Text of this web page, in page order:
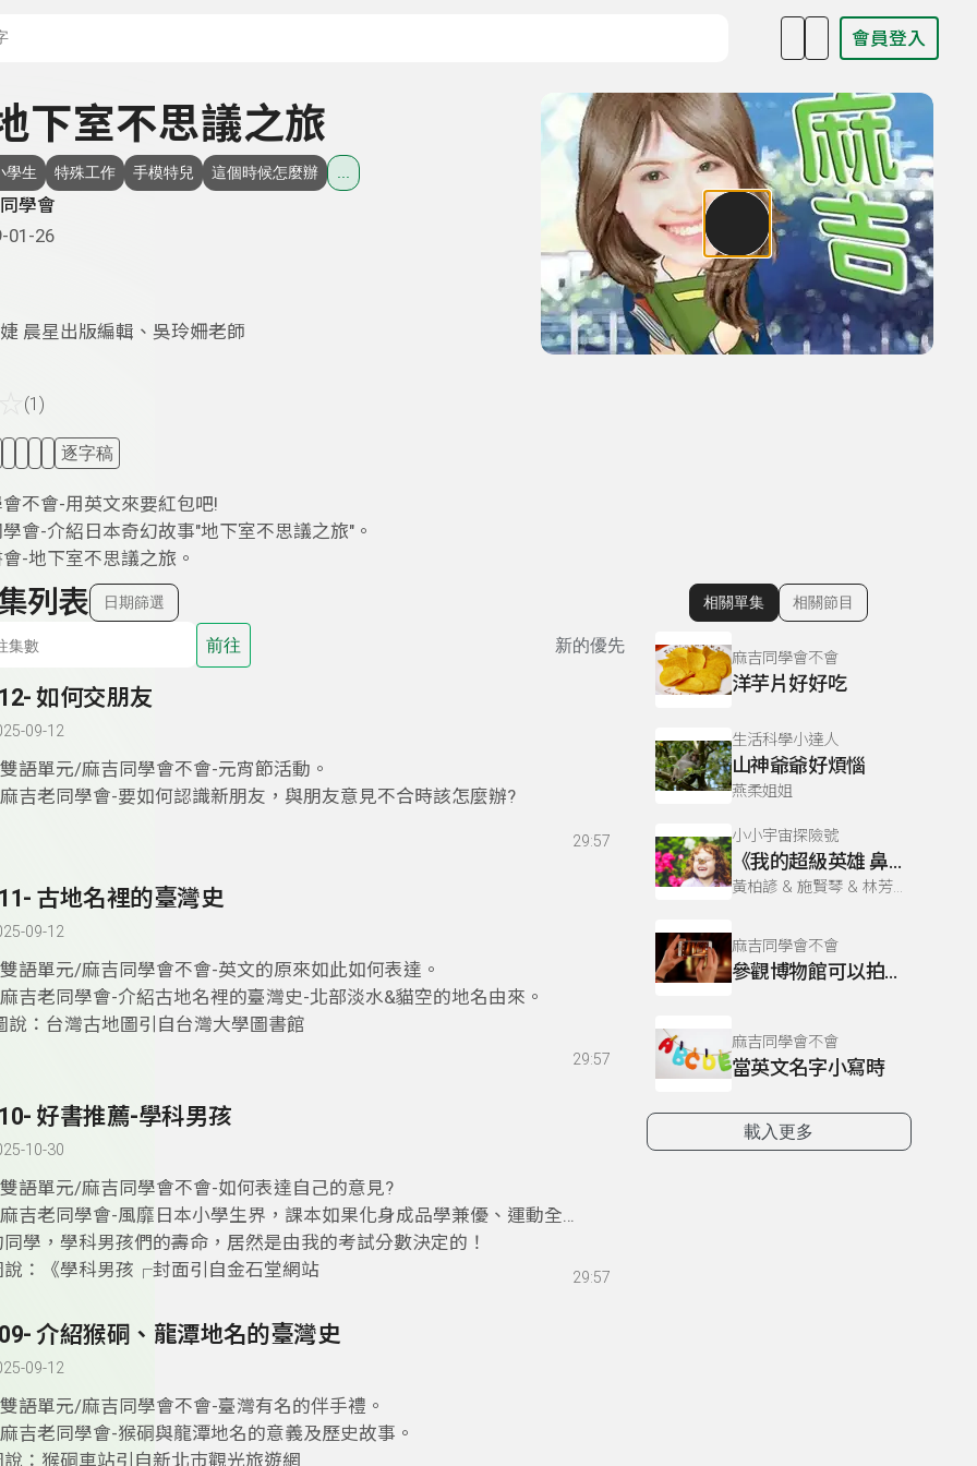
會員登入
下室不思議之旅
學生 特殊工作 手模特兒 這個時候怎麼辦
學會
01-26
晨星出版編輯、吳玲姍老師
(1)
逐字稿
不會-用英文來要紅包吧!
會-介紹日本奇幻故事"地下室不思議之旅"。
-地下室不思議之旅。
列表 日期篩選
前往 新的優先
如何交朋友
09-12
語單元/麻吉同學會不會-元宵節活動。
吉老同學會-要如何認識新朋友，與朋友意見不合時該怎麼辦?
29:57
古地名裡的臺灣史
09-12
語單元/麻吉同學會不會-英文的原來如此如何表達。
吉老同學會-介紹古地名裡的臺灣史-北部淡水&貓空的地名由來。
說：台灣古地圖引自台灣大學圖書館
29:57
好書推薦-學科男孩
10-30
語單元/麻吉同學會不會-如何表達自己的意見?
吉老同學會-風靡日本小學生界，課本如果化身成品學兼優、運動全能
同學，學科男孩們的壽命，居然是由我的考試分數決定的！
說：《學科男孩┌封面引自金石堂網站
29:57
介紹猴硐、龍潭地名的臺灣史
09-12
語單元/麻吉同學會不會-臺灣有名的伴手禮。
吉老同學會-猴硐與龍潭地名的意義及歷史故事。
說：猴硐車站引自新北巿觀光旅遊網
顯示相關單集
相關單集 相關節目
麻吉同學會不會
洋芋片好好吃
生活科學小達人
山神爺爺好煩惱
燕柔姐姐
小小宇宙探險號
《我的超級英雄 鼻涕》
黃柏諺 & 施賢琴 & 林芳如
麻吉同學會不會
參觀博物館可以拍照嗎
麻吉同學會不會
當英文名字小寫時
載入更多